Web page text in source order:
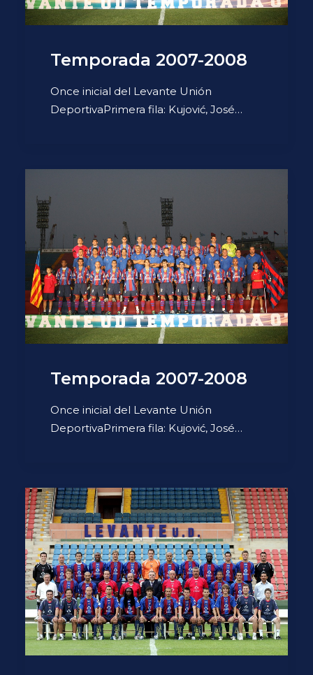
Temporada 2007-2008
Once inicial del Levante Unión
DeportivaPrimera fila: Kujović, José…
Temporada 2007-2008
Once inicial del Levante Unión
DeportivaPrimera fila: Kujović, José…